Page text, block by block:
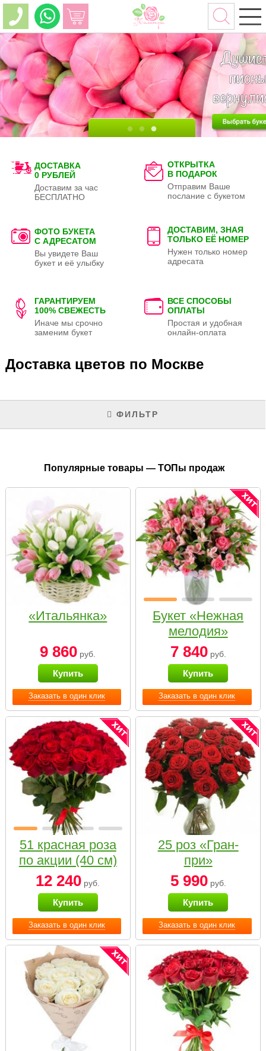
ДОСТАВКА
0 РУБЛЕЙ
Доставим за час
БЕСПЛАТНО
ОТКРЫТКА
В ПОДАРОК
Отправим Ваше
послание с букетом
ФОТО БУКЕТА
С АДРЕСАТОМ
Вы увидете Ваш
букет и её улыбку
ДОСТАВИМ, ЗНАЯ
ТОЛЬКО ЕЁ НОМЕР
Нужен только номер
адресата
ГАРАНТИРУЕМ
100% СВЕЖЕСТЬ
Иначе мы срочно
заменим букет
ВСЕ СПОСОБЫ
ОПЛАТЫ
Простая и удобная
онлайн-оплата
Доставка цветов по Москве
ФИЛЬТР
Популярные товары — ТОПы продаж
Заказать в один клик
«Итальянка»
9 860 руб.
Купить
Заказать в один клик
Букет «Нежная
мелодия»
7 840руб.
Купить
Заказать в один клик
51 красная роза
по акции (40 см)
12 240 руб.
Купить
Заказать в один клик
25 роз «Гран-
при»
5 990руб.
Купить